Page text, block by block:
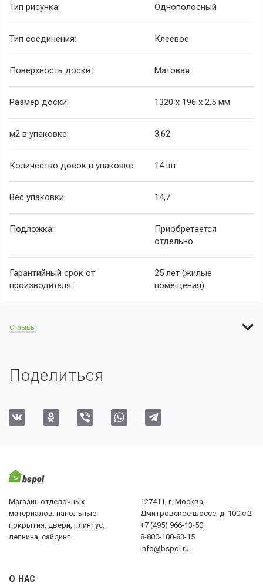
Тип рисунка: Однополосный
Тип соединения: Клеевое
Поверхность доски: Матовая
Размер доски: 1320 х 196 х 2.5 мм
м2 в упаковке: 3,62
Количество досок в упаковке: 14 шт
Вес упаковки: 14,7
Подложка:
Приобретается
отдельно
Гарантийный срок от
производителя:
25 лет (жилые
помещения)
Отзывы
Поделиться
Магазин отделочных
материалов: напольные
покрытия, двери, плинтус,
лепнина, сайдинг.
127411, г. Москва,
Дмитровское шоссе, д. 100 с.2
+7 (495) 966-13-50
8-800-100-83-15
info@bspol.ru
О НАС